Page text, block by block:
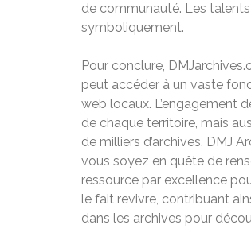
de communauté. Les
symboliquement.
Pour conclure,
peut accéder à un vaste
web locaux. L’engagement
de chaque territoire, mais
de milliers d’archives, DMJ
vous soyez en quête de
ressource par excellence
le fait revivre, contribuant
dans les archives pour